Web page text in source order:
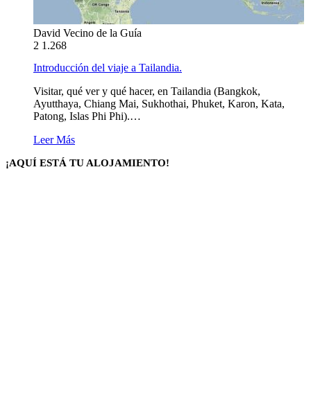
David Vecino de la Guía
2 1.268
Introducción del viaje a Tailandia.
Visitar, qué ver y qué hacer, en Tailandia (Bangkok,
Ayutthaya, Chiang Mai, Sukhothai, Phuket, Karon, Kata,
Patong, Islas Phi Phi).…
Leer Más
¡AQUÍ ESTÁ TU ALOJAMIENTO!